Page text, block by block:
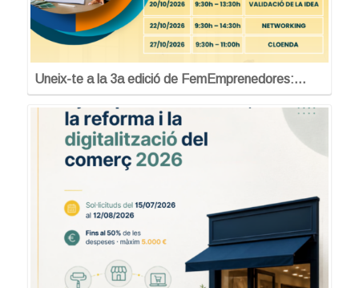
Uneix-te a la 3a edició de FemEmprenedores:…